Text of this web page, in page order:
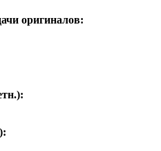
оригиналов: